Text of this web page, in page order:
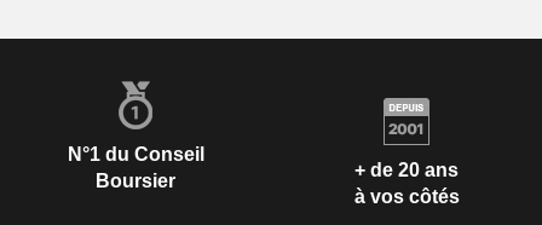
N°1 du Conseil
Boursier
+ de 20 ans
à vos côtés